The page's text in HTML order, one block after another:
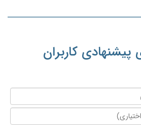
کاربران